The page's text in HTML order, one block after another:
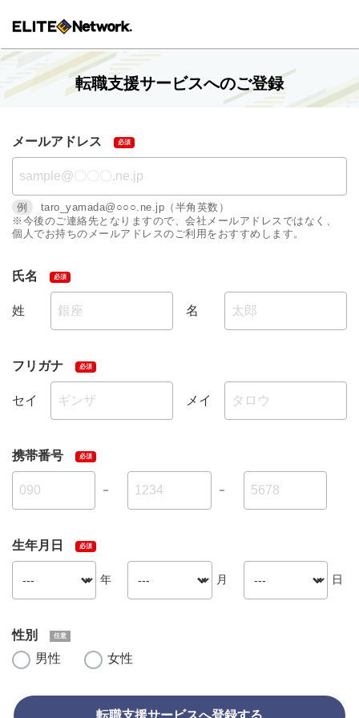
転職支援サービスへのご登録
メールアドレス
例
taro_yamada@○○○.ne.jp（半角英数）
※今後のご連絡先となりますので、会社メールアドレスではなく、
個人でお持ちのメールアドレスのご利用をおすすめします。
氏名
姓 名
フリガナ
セイ メイ
携帯番号
－ －
生年月日
年 月 日
性別
男性
女性
転職支援サービスへ登録する